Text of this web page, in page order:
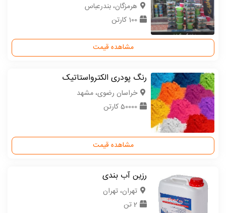
هرمزگان، بندرعباس
100 کارتن
مشاهده قیمت
رنگ پودری الکترواستاتیک
خراسان رضوی، مشهد
50000 کارتن
مشاهده قیمت
رزین آب بندی
تهران، تهران
2 تن